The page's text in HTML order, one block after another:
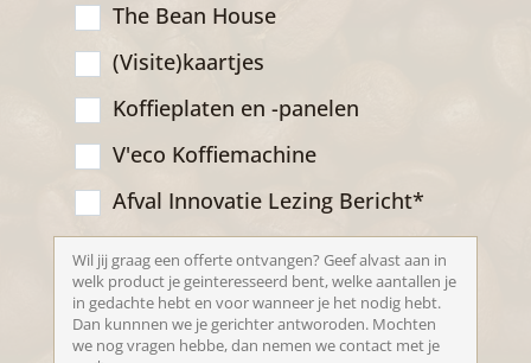
The Bean House
(Visite)kaartjes
Koffieplaten en -panelen
V'eco Koffiemachine
Afval Innovatie Lezing Bericht*